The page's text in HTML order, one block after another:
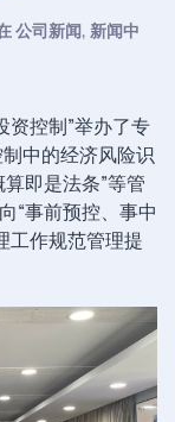
公司新闻, 新闻中
资控制”举办了专
中的经济风险识
即是法条”等管
“事前预控、事中
工作规范管理提